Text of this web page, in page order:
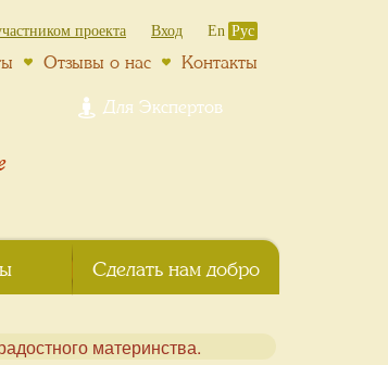
проекта Вход En Рус
Отзывы о нас Контакты
Сделать нам добро
Для Экспертов